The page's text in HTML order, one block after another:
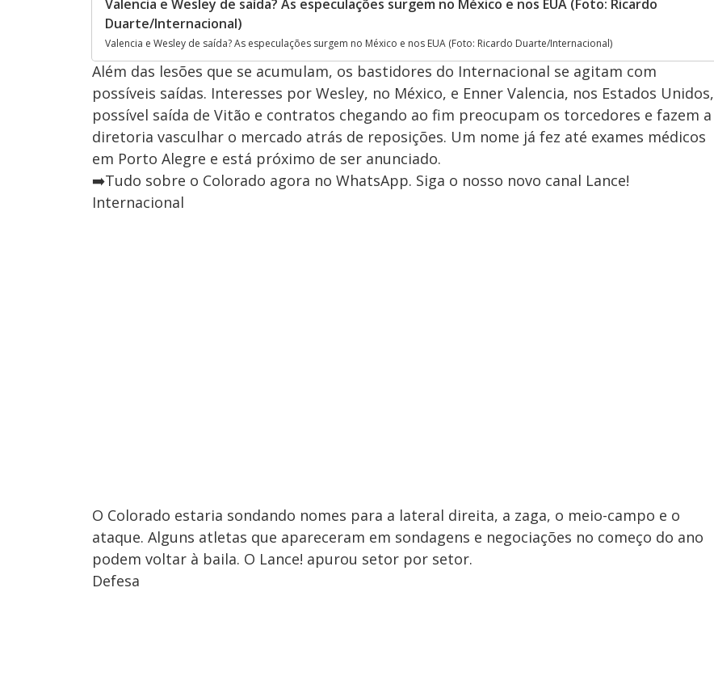
Valencia e Wesley de saída? As especulações surgem no México e nos EUA (Foto: Ricardo
Duarte/Internacional)
Valencia e Wesley de saída? As especulações surgem no México e nos EUA (Foto: Ricardo Duarte/Internacional)
Além das lesões que se acumulam, os bastidores do Internacional se agitam com
possíveis saídas. Interesses por Wesley, no México, e Enner Valencia, nos Estados Unidos,
possível saída de Vitão e contratos chegando ao fim preocupam os torcedores e fazem a
diretoria vasculhar o mercado atrás de reposições. Um nome já fez até exames médicos
em Porto Alegre e está próximo de ser anunciado.
➡️Tudo sobre o Colorado agora no WhatsApp. Siga o nosso novo canal Lance!
Internacional
O Colorado estaria sondando nomes para a lateral direita, a zaga, o meio-campo e o
ataque. Alguns atletas que apareceram em sondagens e negociações no começo do ano
podem voltar à baila. O Lance! apurou setor por setor.
Defesa